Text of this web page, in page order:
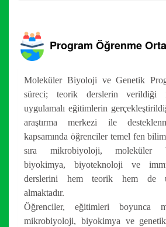
Program Öğrenme
Moleküler Biyoloji ve Genetik
süreci; teorik derslerin verildiği
uygulamalı eğitimlerin
araştırma merkezi ile
kapsamında öğrenciler temel fen
sıra mikrobiyoloji, moleküler
biyokimya, biyoteknoloji ve
derslerini hem teorik hem de
almaktadır.
Öğrenciler, eğitimleri boyunca
mikrobiyoloji, biyokimya ve genetik